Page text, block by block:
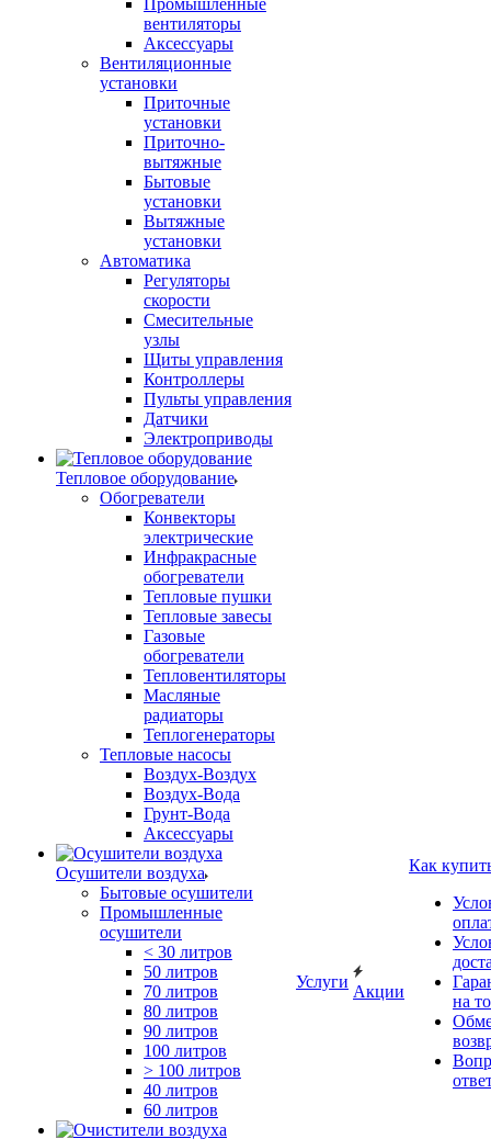
Промышленные
вентиляторы
Аксессуары
Вентиляционные
установки
Приточные
установки
Приточно-
вытяжные
Бытовые
установки
Вытяжные
установки
Автоматика
Регуляторы
скорости
Смесительные
узлы
Щиты управления
Контроллеры
Пульты управления
Датчики
Электроприводы
Тепловое оборудование
Обогреватели
Конвекторы
электрические
Инфракрасные
обогреватели
Тепловые пушки
Тепловые завесы
Газовые
обогреватели
Тепловентиляторы
Масляные
радиаторы
Теплогенераторы
Тепловые насосы
Воздух-Воздух
Воздух-Вода
Грунт-Вода
Аксессуары
Осушители воздуха
Бытовые осушители
Промышленные
осушители
< 30 литров
50 литров
70 литров
80 литров
90 литров
100 литров
> 100 литров
40 литров
60 литров
Услуги
Акции
Как
на